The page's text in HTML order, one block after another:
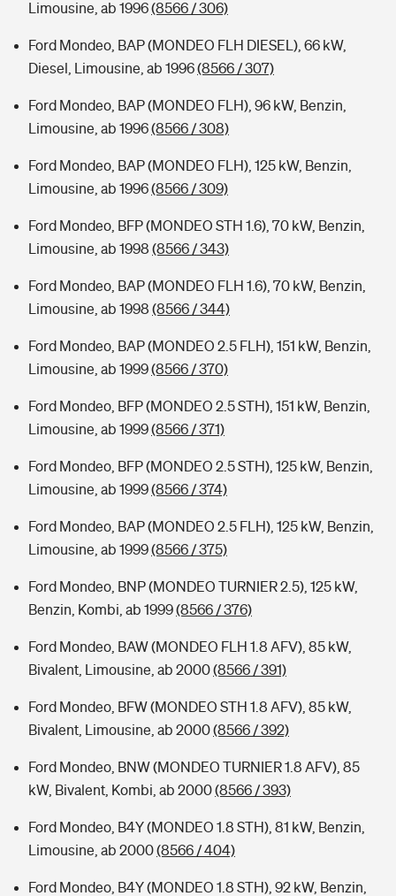
Limousine, ab 1996(8566 / 306)
Ford Mondeo, BAP (MONDEO FLH DIESEL), 66 kW,
Diesel, Limousine, ab 1996(8566 / 307)
Ford Mondeo, BAP (MONDEO FLH), 96 kW, Benzin,
Limousine, ab 1996(8566 / 308)
Ford Mondeo, BAP (MONDEO FLH), 125 kW, Benzin,
Limousine, ab 1996(8566 / 309)
Ford Mondeo, BFP (MONDEO STH 1.6), 70 kW, Benzin,
Limousine, ab 1998 (8566 / 343)
Ford Mondeo, BAP (MONDEO FLH 1.6), 70 kW, Benzin,
Limousine, ab 1998 (8566 / 344)
Ford Mondeo, BAP (MONDEO 2.5 FLH), 151 kW, Benzin,
Limousine, ab 1999(8566 / 370)
Ford Mondeo, BFP (MONDEO 2.5 STH), 151 kW, Benzin,
Limousine, ab 1999(8566 / 371)
Ford Mondeo, BFP (MONDEO 2.5 STH), 125 kW, Benzin,
Limousine, ab 1999(8566 / 374)
Ford Mondeo, BAP (MONDEO 2.5 FLH), 125 kW, Benzin,
Limousine, ab 1999(8566 / 375)
Ford Mondeo, BNP (MONDEO TURNIER 2.5), 125 kW,
Benzin, Kombi, ab 1999(8566 / 376)
Ford Mondeo, BAW (MONDEO FLH 1.8 AFV), 85 kW,
Bivalent, Limousine, ab 2000(8566 / 391)
Ford Mondeo, BFW (MONDEO STH 1.8 AFV), 85 kW,
Bivalent, Limousine, ab 2000(8566 / 392)
Ford Mondeo, BNW (MONDEO TURNIER 1.8 AFV), 85
kW, Bivalent, Kombi, ab 2000(8566 / 393)
Ford Mondeo, B4Y (MONDEO 1.8 STH), 81 kW, Benzin,
Limousine, ab 2000(8566 / 404)
Ford Mondeo, B4Y (MONDEO 1.8 STH), 92 kW, Benzin,